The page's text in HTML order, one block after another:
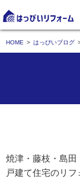
HOME はっぴいブログ
焼津・藤枝・島
戸建て住宅のリ